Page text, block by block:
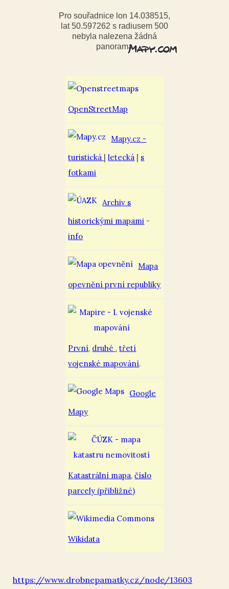
Pro souřadnice lon 14.038515,
lat 50.597262 s radiusem 500
nebyla nalezena žádná
panorama
OpenStreetMap
Mapy.cz -
turistická |letecká | s
fotkami
Archiv s
historickými mapami -
info
Mapa
opevnění první republiky
První, druhé ,třetí
vojenské mapování.
Google
Mapy
Katastrální mapa,číslo
parcely (přibližné)
Wikidata
https://www.drobnepamatky.cz/node/13603